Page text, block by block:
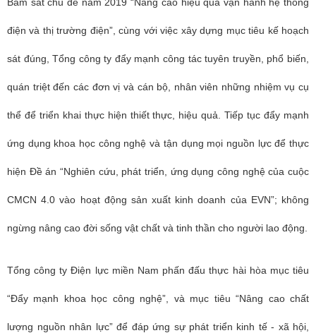
điện và thị trường điện”, cùng với việc xây dựng mục tiêu kế hoạch
sát đúng, Tổng công ty đẩy mạnh công tác tuyên truyền, phổ biến,
quán triệt đến các đơn vị và cán bộ, nhân viên những nhiệm vụ cụ
thể để triển khai thực hiện thiết thực, hiệu quả. Tiếp tục đẩy mạnh
ứng dụng khoa học công nghệ và tận dụng mọi nguồn lực để thực
hiện Đề án “Nghiên cứu, phát triển, ứng dụng công nghệ của cuộc
CMCN 4.0 vào hoạt động sản xuất kinh doanh của EVN”; không
ngừng nâng cao đời sống vật chất và tinh thần cho người lao động.
Tổng công ty Điện lực miền Nam phấn đấu thực hài hòa mục tiêu
“Đẩy mạnh khoa học công nghệ”, và mục tiêu “Nâng cao chất
lượng nguồn nhân lực” để đáp ứng sự phát triển kinh tế - xã hội,